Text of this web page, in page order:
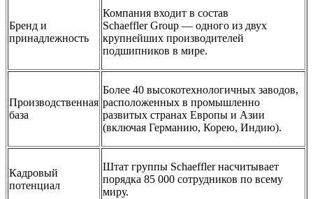
Бренд и
принадлежность
Компания входит в состав
Schaeffler Group — одного из двух
крупнейших производителей
подшипников в мире.
Производственная
база
Более 40 высокотехнологичных заводов,
расположенных в промышленно
развитых странах Европы и Азии
(включая Германию, Корею, Индию).
Кадровый
потенциал
Штат группы Schaeffler насчитывает
порядка 85 000 сотрудников по всему
миру.